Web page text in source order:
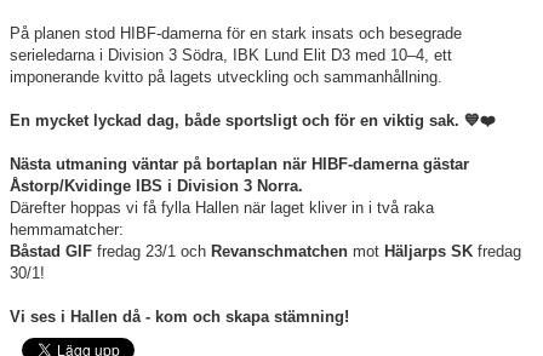
Kontakt
På planen stod HIBF-damerna för en stark insats och besegrade
serieledarna i Division 3 Södra, IBK Lund Elit D3 med 10–4, ett
imponerande kvitto på lagets utveckling och sammanhållning.
En mycket lyckad dag, både sportsligt och för en viktig sak. 💙❤️
Nästa utmaning väntar på bortaplan när HIBF-damerna gästar
Åstorp/Kvidinge IBS i Division 3 Norra.
Därefter hoppas vi få fylla Hallen när laget kliver in i två raka
hemmamatcher:
Båstad GIF fredag 23/1 och Revanschmatchen mot Häljarps SK fredag
30/1!
Vi ses i Hallen då - kom och skapa stämning!